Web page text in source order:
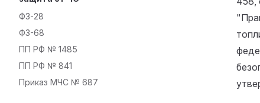
ФЗ-28
ФЗ-68
ПП РФ № 1485
ПП РФ № 841
Приказ МЧС № 687